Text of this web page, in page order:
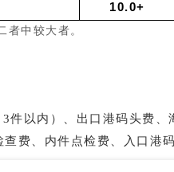
10.0+
者中较大者。
件以内）、出口港码头费、
费、内件点检费、入口港